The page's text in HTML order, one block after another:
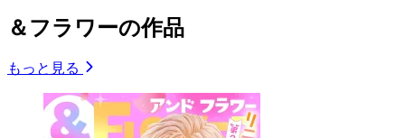
＆フラワーの作品
もっと見る